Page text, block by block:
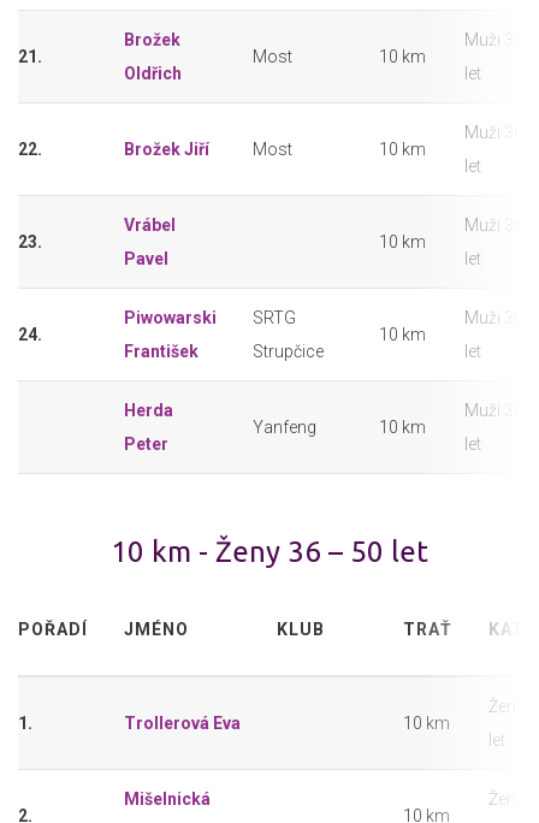
21.
Brožek
Oldřich
Most 10 km
Muži 36
let
22. Brožek Jiří Most 10 km
Muži 36
let
23.
Vrábel
Pavel
10 km
Muži 36
let
24.
Piwowarski
František
SRTG
Strupčice
10 km
Muži 36
let
Herda
Peter
Yanfeng 10 km
Muži 36
let
10 km - Ženy 36 – 50 let
POŘADÍ JMÉNO KLUB TRAŤ
1. Trollerová Eva 10 km
Ženy
let
2.
Mišelnická
10 km
Ženy